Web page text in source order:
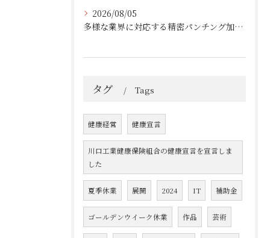
2026/08/05
多様な業界に対応する精密パンチング加工の実践技術
タグ Tags
健康経営 健康宣言
川口工業健康保険組合の健康宣言を宣言しま
した
夏季休業 展開 2024 IT 補助金
ゴールデンウイーク休業 作品 芸術